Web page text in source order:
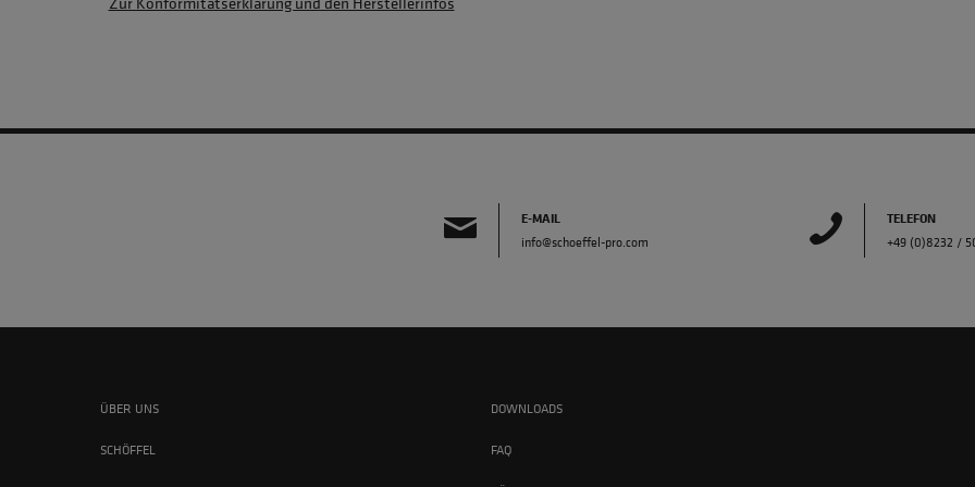
E-MAIL
info@schoeffel-pro.com
TELEFON
+49 (0)8232 /
ÜBER UNS
SCHÖFFEL
DOWNLOADS
FAQ